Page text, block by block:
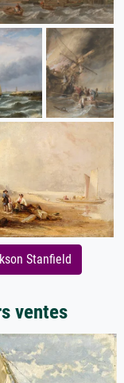
Stanfield
ventes